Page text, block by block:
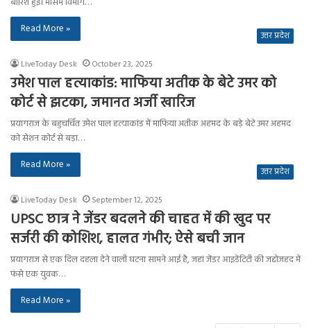
Read More »
उत्तर प्रदेश
LiveToday Desk October 23, 2025
उमेश पाल हत्याकांड: माफिया अतीक के बेटे उमर को
कोर्ट से झटका, जमानत अर्जी खारिज
प्रयागराज के बहुचर्चित उमेश पाल हत्याकांड में माफिया अतीक अहमद के बड़े बेटे उमर अहमद
को सेशन कोर्ट से बड़ा…
Read More »
उत्तर प्रदेश
LiveToday Desk September 12, 2025
UPSC छात्र ने जेंडर बदलने की चाहत में की खुद पर
सर्जरी की कोशिश, हालत गंभीर; ऐसे बची जान
प्रयागराज से एक दिल दहला देने वाली घटना सामने आई है, जहां जेंडर आइडेंटिटी की जद्दोजहद में
फंसे एक युवक…
Read More »